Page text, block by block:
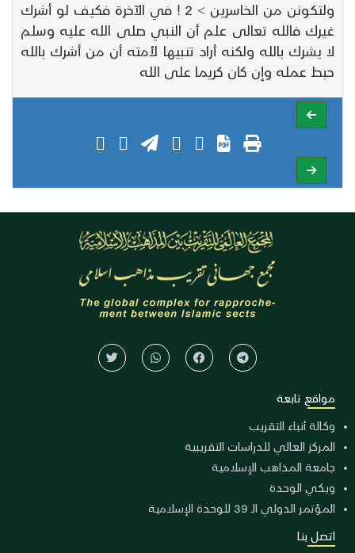
ولتكونن من الخاسرين > 2 ! في الآخرة فكيف لو أشرك
غيرك فالله تعالى علم أن النبي صلى الله عليه وسلم
لا يشرك بالله ولكنه أراد تنبيها لأمته أن من أشرك بالله
حبط عمله وإن كان كريما على الله
مواقع تابعة
وكالة أنباء التقريب
المركز العالي للدراسات التقريبية
جامعة المذاهب الإسلامية
ويكي الوحدة
المؤتمر الدولي الـ 39 للوحدة الإسلامية
اتصل بنا